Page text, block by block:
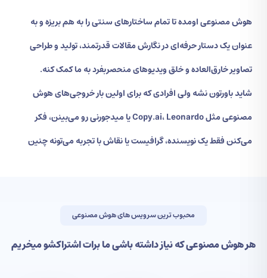
هوش مصنوعی اومده تا تمام ساختارهای سنتی را به هم بریزه و به
عنوان یک دستار حرفه‌ای در نگارش مقالات قدرتمند، تولید و طراحی
تصاویر خارق‌العاده و خلق ویدیوهای منحصربفرد به ما کمک کنه.
شاید باورتون نشه ولی افرادی که برای اولین بار خروجی‌های هوش
مصنوعی مثل Copy.ai، Leonardo یا میدجورنی رو می‌بینن، فکر
می‌کنن فقط یک نویسنده، گرافیست یا نقاش با تجربه می‌تونه چنین
شما دوس داریم کاربران داخل کشور از امکانات خارق‌العاده هوش
مصنوعی استفاده کنن، پس بابت خریدش نگران نباش، میتونی روی
محبوب ترین سرویس های هوش مصنوعی
هر هوش مصنوعی که نیاز داشته باشی ما برات اشتراکشو میخریم